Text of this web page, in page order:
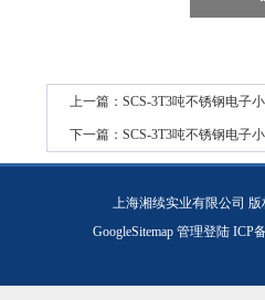
上一篇： SCS-3T3吨不锈钢电子
下一篇： SCS-3T3吨不锈钢电子
上海湘续实业有限公司
GoogleSitemap 管理登陆ICP